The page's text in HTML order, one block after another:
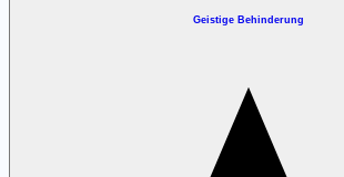
Geistige Behinderung